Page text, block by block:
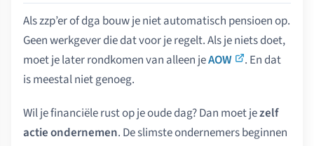
Als zzp’er of dga bouw je niet automatisch pensioen op.
Geen werkgever die dat voor je regelt. Als je niets doet,
moet je later rondkomen van alleen jeAOW
. En dat
is meestal niet genoeg.
Wil je financiële rust op je oude dag? Dan moet jezelf
actie ondernemen. De slimste ondernemers beginnen